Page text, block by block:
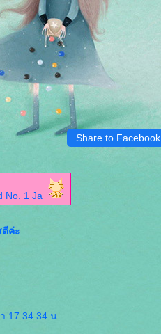
Share to Facebook
nUtJuNg FrIeNd No. 1 Ja
ดีค่ะ
:17:34:34 น.